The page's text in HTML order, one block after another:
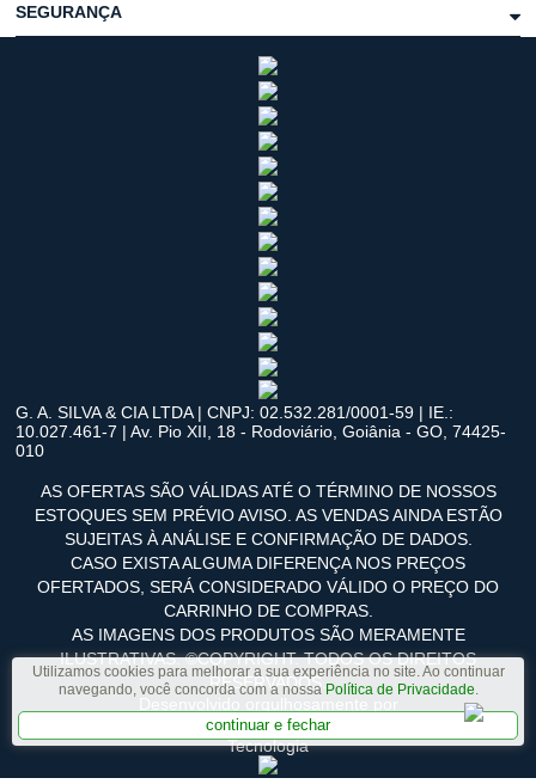
Utilizamos cookies para melhorar a sua experiência no site. Ao continuar
navegando, você concorda com a nossa Política de Privacidade.
continuar e fechar
SEGURANÇA
G. A. SILVA & CIA LTDA | CNPJ: 02.532.281/0001-59 | IE.:
10.027.461-7 | Av. Pio XII, 18 - Rodoviário, Goiânia - GO, 74425-
010
AS OFERTAS SÃO VÁLIDAS ATÉ O TÉRMINO DE NOSSOS
ESTOQUES SEM PRÉVIO AVISO. AS VENDAS AINDA ESTÃO
SUJEITAS À ANÁLISE E CONFIRMAÇÃO DE DADOS.
CASO EXISTA ALGUMA DIFERENÇA NOS PREÇOS
OFERTADOS, SERÁ CONSIDERADO VÁLIDO O PREÇO DO
CARRINHO DE COMPRAS.
AS IMAGENS DOS PRODUTOS SÃO MERAMENTE
ILUSTRATIVAS. ©COPYRIGHT. TODOS OS DIREITOS
RESERVADOS.
Tecnologia